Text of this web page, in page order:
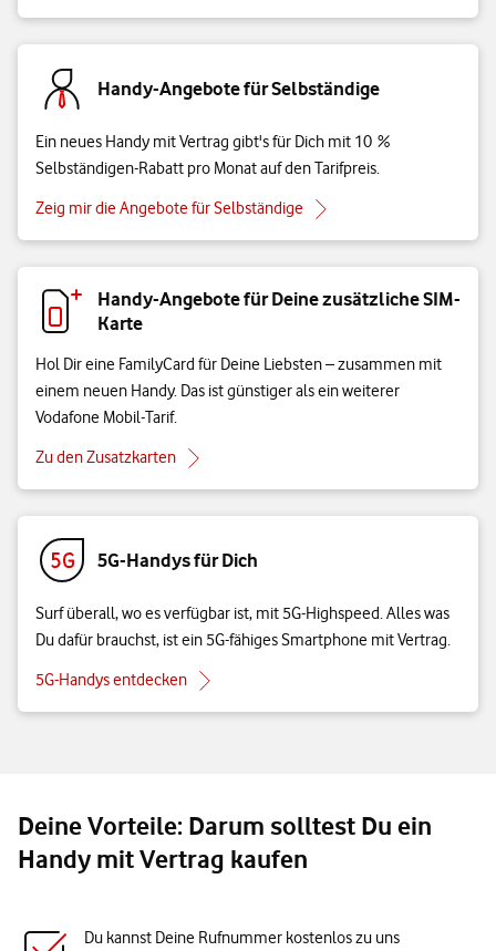
Handy-Angebote für Selbständige
Ein neues Handy mit Vertrag gibt's für Dich mit 10 %
Selbständigen-Rabatt pro Monat auf den Tarifpreis.
Zeig mir die Angebote für Selbständige
Handy-Angebote für Deine zusätzliche SIM-
Karte
Hol Dir eine FamilyCard für Deine Liebsten – zusammen mit
einem neuen Handy. Das ist günstiger als ein weiterer
Vodafone Mobil-Tarif.
Zu den Zusatzkarten
5G-Handys für Dich
Surf überall, wo es verfügbar ist, mit 5G-Highspeed. Alles was
Du dafür brauchst, ist ein 5G-fähiges Smartphone mit Vertrag.
5G-Handys entdecken
Deine Vorteile: Darum solltest Du ein
Handy mit Vertrag kaufen
Du kannst Deine Rufnummer kostenlos zu uns